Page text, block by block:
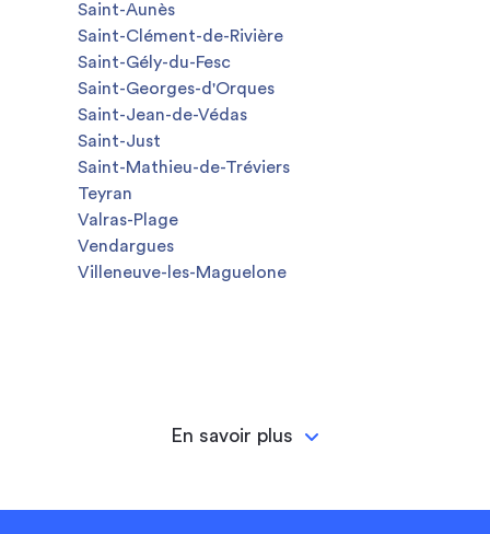
Saint-Aunès
Saint-Clément-de-Rivière
Saint-Gély-du-Fesc
Saint-Georges-d'Orques
Saint-Jean-de-Védas
Saint-Just
Saint-Mathieu-de-Tréviers
Teyran
Valras-Plage
Vendargues
Villeneuve-les-Maguelone
En savoir plus